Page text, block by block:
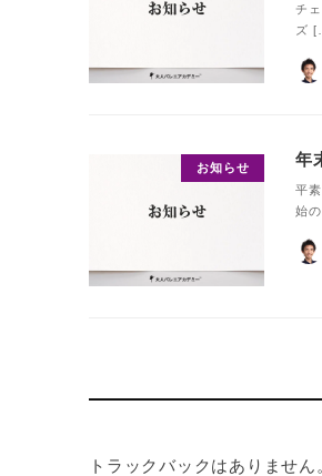
チ
ズ
お知らせ 年
平
始
トラックバックはありません